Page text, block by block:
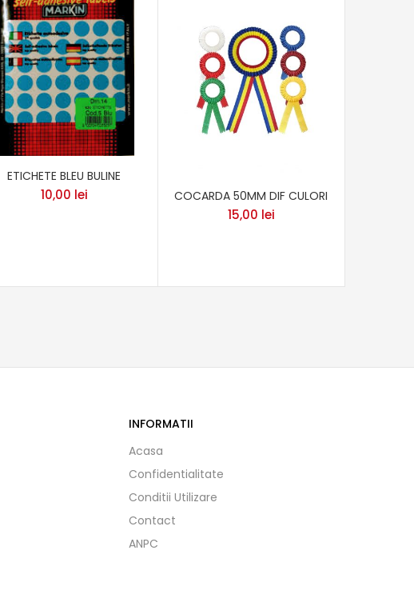
ETICHETE BLEU BULINE
10,00 lei COCARDA 50MM DIF CULORI
15,00 lei
INFORMATII
Acasa
Confidentialitate
Conditii Utilizare
Contact
ANPC